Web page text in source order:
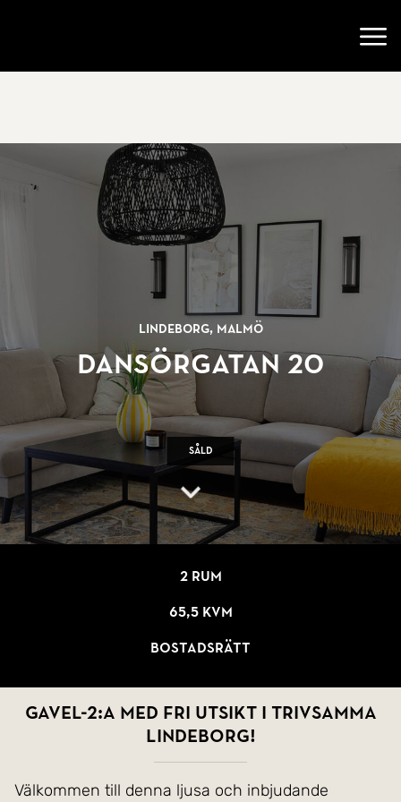
Lindeborg, Malmö
Dansörgatan 20
Såld
2 rum
65,5 kvm
Bostadsrätt
Gavel-2:a med fri utsikt i trivsamma
Lindeborg!
Välkommen till denna ljusa och inbjudande